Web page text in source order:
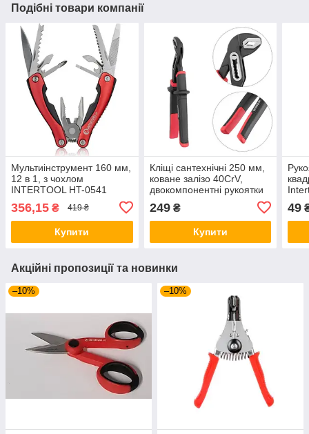
Подібні товари компанії
Мультиінструмент 160 мм,
12 в 1, з чохлом
INTERTOOL HT-0541
356,15 ₴ 419 ₴
Купити
Кліщі сантехнічні 250 мм,
коване залізо 40CrV,
двокомпонентнi рукоятки
STORM INTERTOOL NT-
0165
249₴
Купити
49
Акційні пропозиції та новинки
–10% –10%